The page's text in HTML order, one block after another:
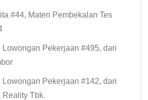
#44, Materi Pembekalan Tes
Lowongan Pekerjaan #495, dari
Lowongan Pekerjaan #142, dari
Reality Tbk.